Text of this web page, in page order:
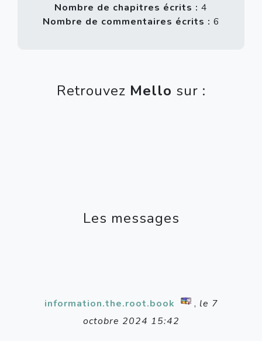
Nombre de chapitres écrits : 4
Nombre de commentaires écrits : 6
Retrouvez Mello sur :
Les messages
information.the.root.book , le 7
octobre 2024 15:42